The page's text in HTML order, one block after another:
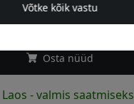
32.99 EUR
Osta nüüd
Laos - valmis saatmiseks
Võtke kõik vastu